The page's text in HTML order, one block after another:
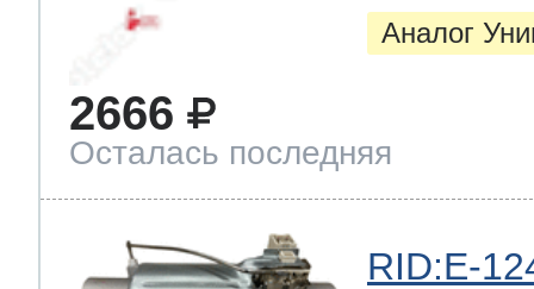
Аналог
2666
Осталась последняя
RID:E-